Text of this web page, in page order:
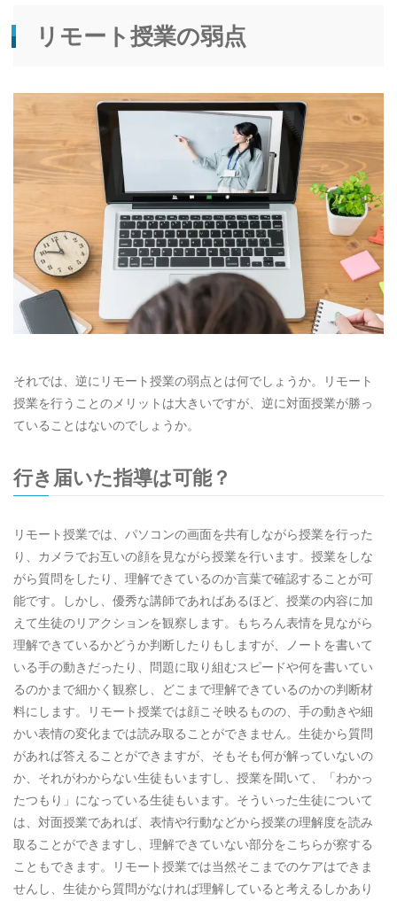
リモート授業の弱点
それでは、逆にリモート授業の弱点とは何でしょうか。リモート
授業を行うことのメリットは大きいですが、逆に対面授業が勝っ
ていることはないのでしょうか。
行き届いた指導は可能？
リモート授業では、パソコンの画面を共有しながら授業を行った
り、カメラでお互いの顔を見ながら授業を行います。授業をしな
がら質問をしたり、理解できているのか言葉で確認することが可
能です。しかし、優秀な講師であればあるほど、授業の内容に加
えて生徒のリアクションを観察します。もちろん表情を見ながら
理解できているかどうか判断したりもしますが、ノートを書いて
いる手の動きだったり、問題に取り組むスピードや何を書いてい
るのかまで細かく観察し、どこまで理解できているのかの判断材
料にします。リモート授業では顔こそ映るものの、手の動きや細
かい表情の変化までは読み取ることができません。生徒から質問
があれば答えることができますが、そもそも何が解っていないの
か、それがわからない生徒もいますし、授業を聞いて、「わかっ
たつもり」になっている生徒もいます。そういった生徒について
は、対面授業であれば、表情や行動などから授業の理解度を読み
取ることができますし、理解できていない部分をこちらが察する
こともできます。リモート授業では当然そこまでのケアはできま
せんし、生徒から質問がなければ理解していると考えるしかあり